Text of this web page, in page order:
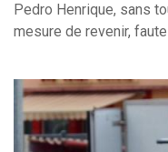
Pedro Henrique, sans
mesure de revenir,